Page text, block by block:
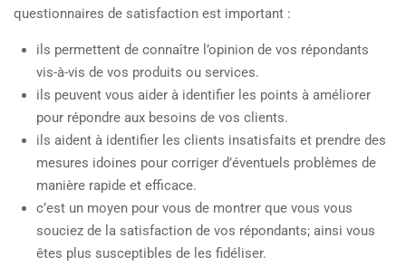
questionnaires de satisfaction est important :
ils permettent de connaître l’opinion de vos répondants
vis-à-vis de vos produits ou services.
ils peuvent vous aider à identifier les points à améliorer
pour répondre aux besoins de vos clients.
ils aident à identifier les clients insatisfaits et prendre des
mesures idoines pour corriger d’éventuels problèmes de
manière rapide et efficace.
c’est un moyen pour vous de montrer que vous vous
souciez de la satisfaction de vos répondants; ainsi vous
êtes plus susceptibles de les fidéliser.